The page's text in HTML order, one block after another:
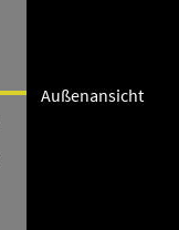
Außenansicht